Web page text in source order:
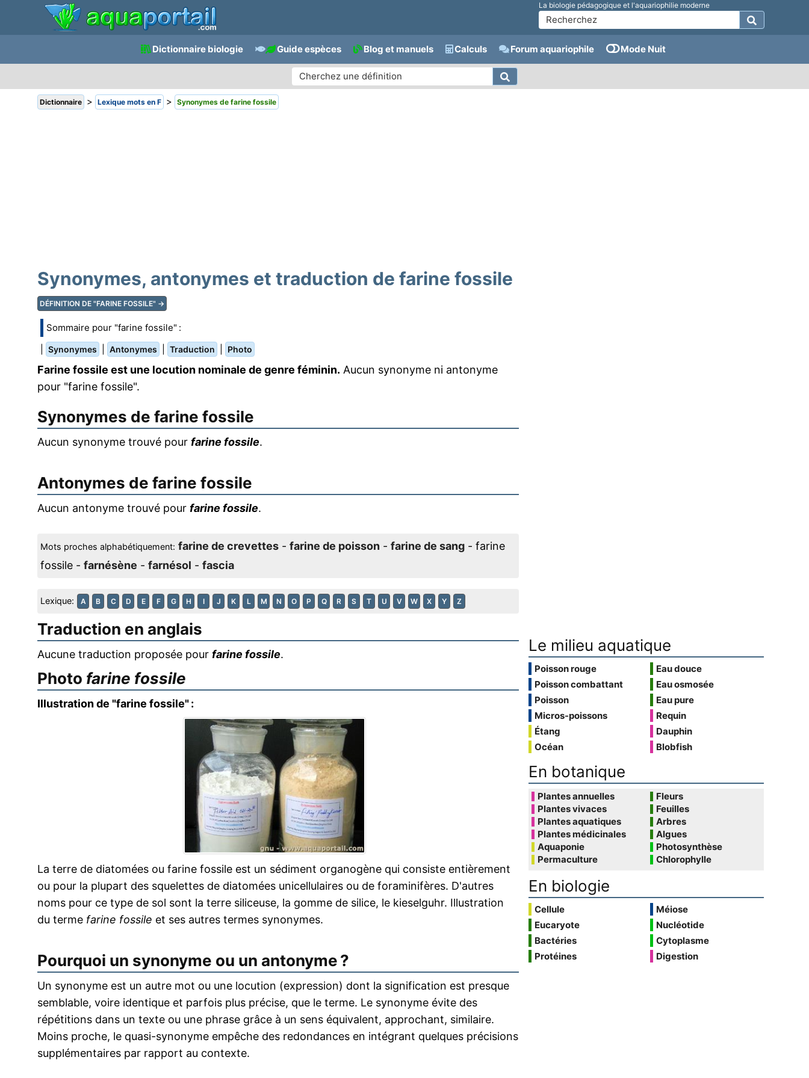
La biologie pédagogique et l'aquariophilie moderne
Dictionnaire biologie Guide espèces Blog et manuels Calculs Forum aquariophile Mode Nuit
Dictionnaire > Lexique mots en F > Synonymes de farine fossile
Synonymes, antonymes et traduction de farine fossile
DÉFINITION DE "FARINE FOSSILE" →
Sommaire pour "farine fossile" :
Synonymes Antonymes Traduction Photo
Farine fossile est une locution nominale de genre féminin. Aucun synonyme ni antonyme
pour "farine fossile".
Synonymes de farine fossile
Aucun synonyme trouvé pour farine fossile.
Antonymes de farine fossile
Aucun antonyme trouvé pour farine fossile.
Mots proches alphabétiquement: farine de crevettes - farine de poisson - farine de sang - farine
fossile - farnésène - farnésol - fascia
Lexique: A B C D E F G H I J K L M N O P Q R S T U V W X Y Z
Traduction en anglais
Aucune traduction proposée pour farine fossile.
Photo farine fossile
Illustration de "farine fossile" :
La terre de diatomées ou farine fossile est un sédiment organogène qui consiste entièrement
ou pour la plupart des squelettes de diatomées unicellulaires ou de foraminifères. D'autres
noms pour ce type de sol sont la terre siliceuse, la gomme de silice, le kieselguhr. Illustration
du terme farine fossile et ses autres termes synonymes.
Pourquoi un synonyme ou un antonyme ?
Un synonyme est un autre mot ou une locution (expression) dont la signification est presque
semblable, voire identique et parfois plus précise, que le terme. Le synonyme évite des
répétitions dans un texte ou une phrase grâce à un sens équivalent, approchant, similaire.
Moins proche, le quasi-synonyme empêche des redondances en intégrant quelques précisions
supplémentaires par rapport au contexte.
Le milieu aquatique
Poisson rouge
Poisson combattant
Poisson
Micros-poissons
Étang
Océan
Eau douce
Eau osmosée
Eau pure
Requin
Dauphin
Blobfish
En botanique
Plantes annuelles
Plantes vivaces
Plantes aquatiques
Plantes médicinales
Aquaponie
Permaculture
Fleurs
Feuilles
Arbres
Algues
Photosynthèse
Chlorophylle
En biologie
Cellule
Eucaryote
Bactéries
Protéines
Méiose
Nucléotide
Cytoplasme
Digestion